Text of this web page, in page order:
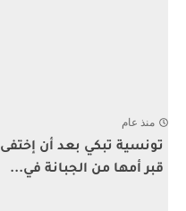
منذ عام
تونسية تبكي بعد أن إختفى
قبر أمها من الجبانة في...